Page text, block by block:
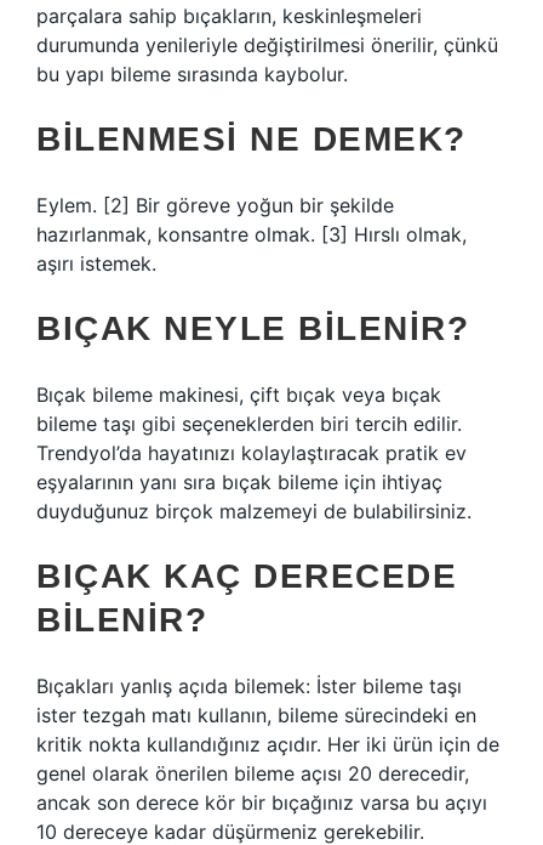
parçalara sahip bıçakların, keskinleşmeleri
durumunda yenileriyle değiştirilmesi önerilir, çünkü
bu yapı bileme sırasında kaybolur.
BILENMESI NE DEMEK?
Eylem. [2] Bir göreve yoğun bir şekilde
hazırlanmak, konsantre olmak. [3] Hırslı olmak,
aşırı istemek.
BIÇAK NEYLE BILENIR?
Bıçak bileme makinesi, çift bıçak veya bıçak
bileme taşı gibi seçeneklerden biri tercih edilir.
Trendyol’da hayatınızı kolaylaştıracak pratik ev
eşyalarının yanı sıra bıçak bileme için ihtiyaç
duyduğunuz birçok malzemeyi de bulabilirsiniz.
BIÇAK KAÇ DERECEDE
BILENIR?
Bıçakları yanlış açıda bilemek: İster bileme taşı
ister tezgah matı kullanın, bileme sürecindeki en
kritik nokta kullandığınız açıdır. Her iki ürün için de
genel olarak önerilen bileme açısı 20 derecedir,
ancak son derece kör bir bıçağınız varsa bu açıyı
10 dereceye kadar düşürmeniz gerekebilir.